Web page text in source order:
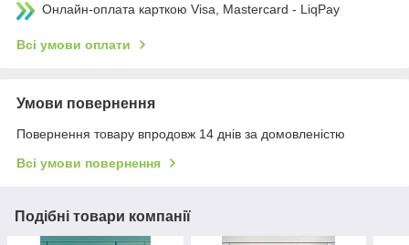
Онлайн-оплата карткою Visa, Mastercard - LiqPay
Всі умови оплати
Умови повернення
Повернення товару впродовж 14 днів за домовленістю
Всі умови повернення
Подібні товари компанії